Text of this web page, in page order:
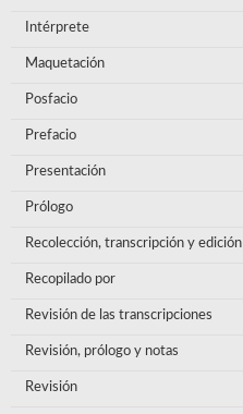
Intérprete
Maquetación
Posfacio
Prefacio
Presentación
Prólogo
Recolección, transcripción y edición
Recopilado por
Revisión de las transcripciones
Revisión, prólogo y notas
Revisión